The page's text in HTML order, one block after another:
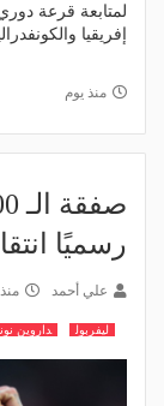
لمتابعة قرعة
إفريقيا
منذ يوم
رسميًا
علي أحمد منذ 4 سنوات
ليفربول داروين